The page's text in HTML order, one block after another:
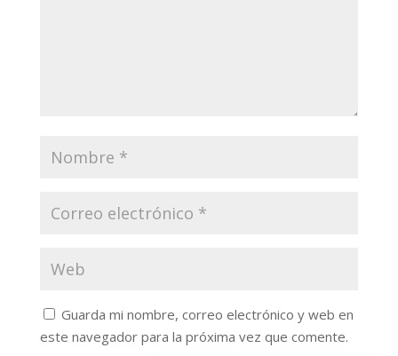
Guarda mi nombre, correo electrónico y web en
este navegador para la próxima vez que comente.